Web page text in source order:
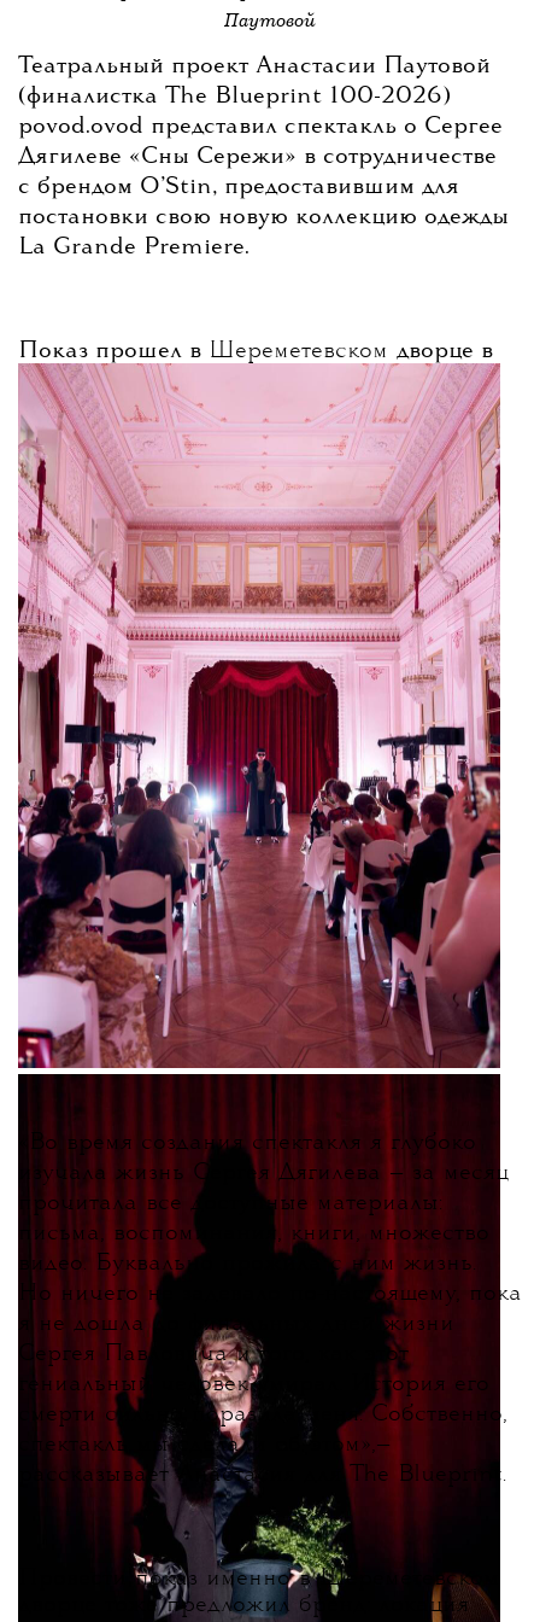
Паутовой
Театральный проект Анастасии Паутовой
(финалистка The Blueprint 100-2026)
povod.ovod представил спектакль о Сергее
Дягилеве «Сны Сережи» в сотрудничестве
с брендом O’Stin, предоставившим для
постановки свою новую коллекцию одежды
La Grande Premiere.
Показ прошел в Шереметевском дворце в
Петербурге. По словам Анастасии
Паутовой, идея спектакля принадлежала
самому бренду — новая коллекция
посвящена «Русским сезонам», и именно
поэтому предложили обратиться к фигуре
Дягилева.
Во время создания спектакля я глубоко
изучала жизнь Сергея Дягилева — за месяц
прочитала все доступные материалы:
письма, воспоминания, книги, множество
видео. Буквально прожила с ним жизнь.
Но ничего не задевало по-настоящему, пока
я не дошла до финальных дней жизни
Сергея Павловича и того, как этот
гениальный человек умирал. История его
смерти сильно поразила меня. Собственно,
спектакль мы сделали об этом »,—
рассказывает Анастасия для The Blueprint.
Провести показ именно в Шереметевском
дворце тоже предложил бренд: локация